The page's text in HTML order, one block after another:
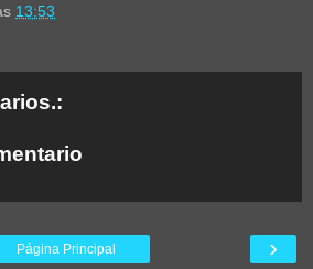
13:53
›
Página Principal